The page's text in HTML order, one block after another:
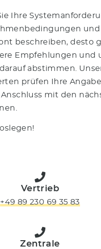
Ihre
und
beschreiben, desto
Empfehlungen und
abstimmen.
prüfen Ihre
mit den
Vertrieb
+49 89 230 69 35 83
Zentrale